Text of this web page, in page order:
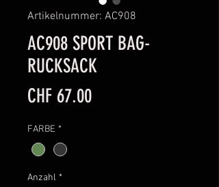
Artikelnummer: AC908
AC908 SPORT BAG-
RUCKSACK
CHF 67.00Preis
FARBE *
Anzahl *